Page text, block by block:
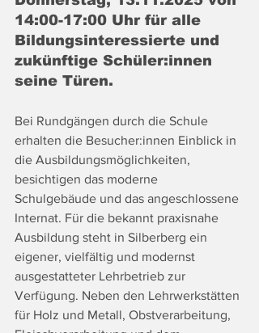
14:00-17:00 Uhr für alle
Bildungsinteressierte und
zukünftige Schüler:innen
seine Türen.
Bei Rundgängen durch die Schule
erhalten die Besucher:innen Einblick in
die Ausbildungsmöglichkeiten,
besichtigen das moderne
Schulgebäude und das angeschlossene
Internat. Für die bekannt praxisnahe
Ausbildung steht in Silberberg ein
eigener, vielfältig und modernst
ausgestatteter Lehrbetrieb zur
Verfügung. Neben den Lehrwerkstätten
für Holz und Metall, Obstverarbeitung,